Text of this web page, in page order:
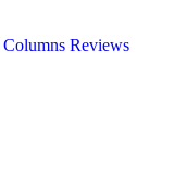
Columns Reviews